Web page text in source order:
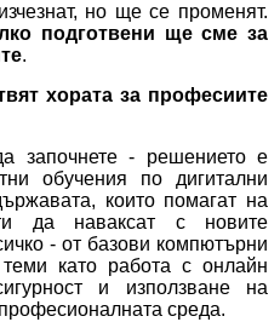
но ще се променят.
подготвени ще сме за
.
хората за професиите
започнете - решението е
обучения по дигитални
които помагат на
да наваксат с новите
- от базови компютърни
като работа с онлайн
и използване на
среда.